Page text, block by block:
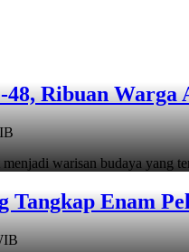
48, Ribuan
warisan budaya yang
Tangkap Enam